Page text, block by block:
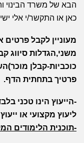
הבא של משרד הבינוי
כאן או התקשר/י אלי ישירות לנייד
מעוניין לקבל
משני,הגדלות סיווג
כוכביות-קבלן
פרטיך בתחתית הדף.
-הייעוץ הינו טכני
ליעוץ מקצועי או
-תוכנית הלימודים